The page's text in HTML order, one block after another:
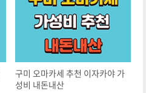
구미 오마카세 추천 이자카야 가
성비 내돈내산